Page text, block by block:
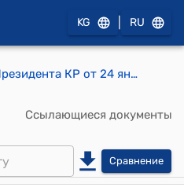
KG RU
Распоряжение Президента КР от 24 января 2009 года РП № 13 "Об Осмоналиеве А.Ш."
Ссылающиеся документы
Сравнение